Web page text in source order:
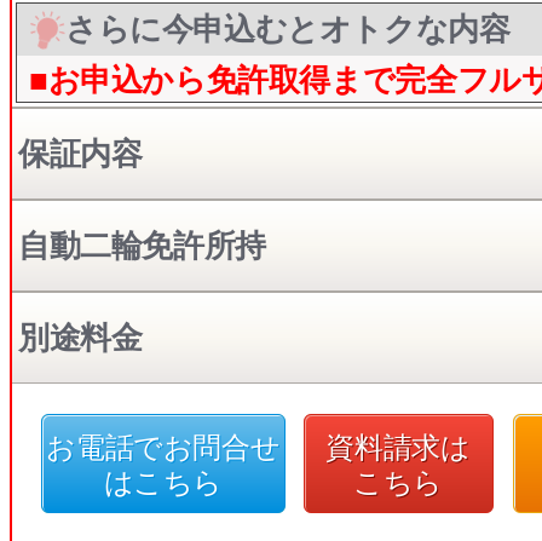
さらに今申込むとオトクな内容
■お申込から免許取得まで完全フル
保証内容
自動二輪免許所持
別途料金
お電話でお問合せ
はこちら
資料請求は
こちら